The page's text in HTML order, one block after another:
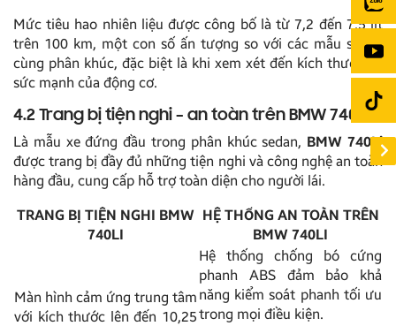
Mức tiêu hao nhiên liệu được công bố là từ 7,2 đến 7,5 lít
trên 100 km, một con số ấn tượng so với các mẫu sedan
cùng phân khúc, đặc biệt là khi xem xét đến kích thước và
sức mạnh của động cơ.
4.2 Trang bị tiện nghi – an toàn trên BMW 740Li
Là mẫu xe đứng đầu trong phân khúc sedan, BMW 740Li
được trang bị đầy đủ những tiện nghi và công nghệ an toàn
hàng đầu, cung cấp hỗ trợ toàn diện cho người lái.
TRANG BỊ TIỆN NGHI BMW
740LI
HỆ THỐNG AN TOÀN TRÊN
BMW 740LI
Màn hình cảm ứng trung tâm
với kích thước lên đến 10,25
Hệ thống chống bó cứng
phanh ABS đảm bảo khả
năng kiểm soát phanh tối ưu
trong mọi điều kiện.